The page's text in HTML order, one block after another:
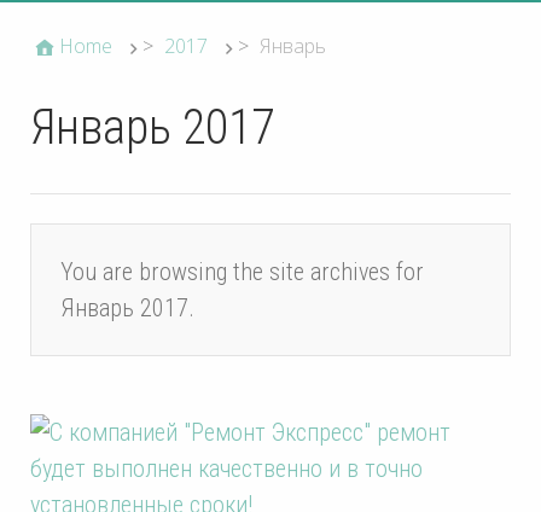
Home > 2017 > Январь
Январь 2017
You are browsing the site archives for
Январь 2017.